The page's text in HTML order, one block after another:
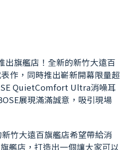
出旗艦店！全新的新竹大遠百
作，同時推出嶄新開幕限量超
QuietComfort Ultra消噪耳
展現滿滿誠意，吸引現場
竹大遠百旗艦店希望帶給消
艦店，打造出一個讓大家可以